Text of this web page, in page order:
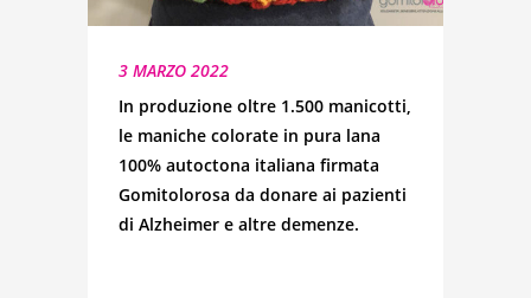
3 MARZO 2022
In produzione oltre 1.500 manicotti,
le maniche colorate in pura lana
100% autoctona italiana firmata
Gomitolorosa da donare ai pazienti
di Alzheimer e altre demenze.